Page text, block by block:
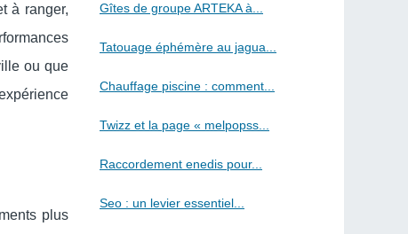
à ranger,
ou que
plus
Gîtes de groupe ARTEKA à...
Tatouage éphémère au jagua...
Chauffage piscine : comment...
Twizz et la page « melpopss...
Raccordement enedis pour...
Seo : un levier essentiel...